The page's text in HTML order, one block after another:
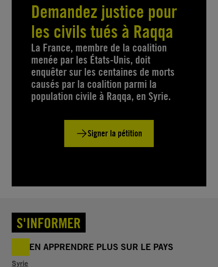
Demandez justice pour
les civils tués à Raqqa
La France, membre de la coalition
menée par les États-Unis, doit
enquêter sur les centaines de morts
causés par la coalition parmi la
population civile à Raqqa, en Syrie.
Signer la pétition
S'INFORMER
EN APPRENDRE PLUS SUR LE PAYS
Syrie